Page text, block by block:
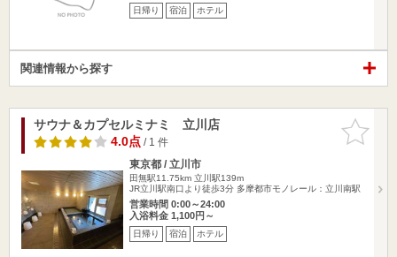
日帰り 宿泊 ホテル
関連情報から探す
お気に入
りに追加
サウナ＆カプセルミナミ 立川店
4.0点/ 1 件
東京都 / 立川市
田無駅11.75km 立川駅139m
JR立川駅南口より徒歩3分 多摩都市モノレール：立川南駅
営業時間 0:00～24:00
入浴料金 1,100円～
日帰り 宿泊 ホテル